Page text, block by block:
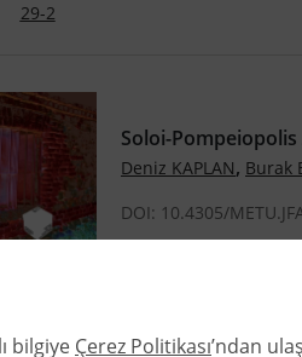
29-2
Soloi-
Deniz KAPLAN, Burak
DOI: 10.4305/
bilgiye Çerez Politikası’ndan